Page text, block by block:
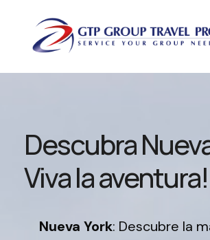
Descubra
Viva la aventura!
Nueva York: Descubre la